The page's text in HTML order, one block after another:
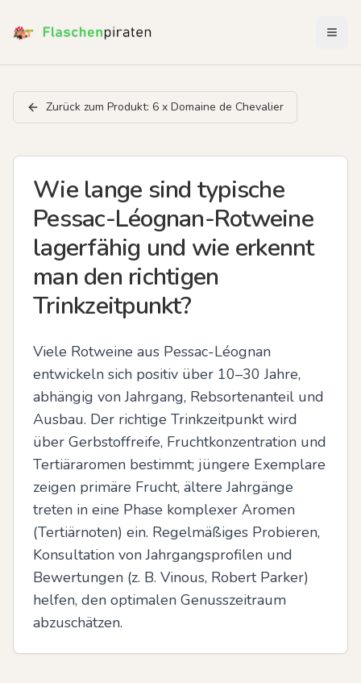
Zurück zum Produkt: 6 x Domaine de Chevalier
Wie lange sind typische
Pessac-Léognan-Rotweine
lagerfähig und wie erkennt
man den richtigen
Trinkzeitpunkt?
Viele Rotweine aus Pessac-Léognan
entwickeln sich positiv über 10–30 Jahre,
abhängig von Jahrgang, Rebsortenanteil und
Ausbau. Der richtige Trinkzeitpunkt wird
über Gerbstoffreife, Fruchtkonzentration und
Tertiäraromen bestimmt; jüngere Exemplare
zeigen primäre Frucht, ältere Jahrgänge
treten in eine Phase komplexer Aromen
(Tertiärnoten) ein. Regelmäßiges Probieren,
Konsultation von Jahrgangsprofilen und
Bewertungen (z. B. Vinous, Robert Parker)
helfen, den optimalen Genusszeitraum
abzuschätzen.